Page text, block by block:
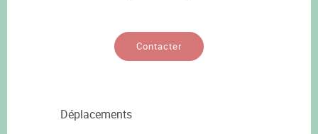
Contacter
Déplacements